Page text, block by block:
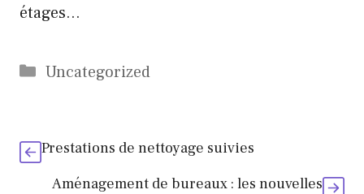
étages…
Catégories
Uncategorized
Prestations de nettoyage suivies
Aménagement de bureaux : les nouvelles